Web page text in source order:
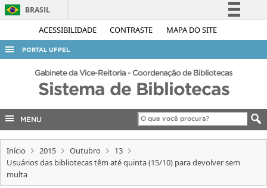
ACESSIBILIDADE CONTRASTE MAPA DO SITE
BRASIL
Simplifique!
Acesso à informação
Canais
PORTAL UFPEL
ACESSO À INFORMAÇÃO
AUDITORIA
COBALTO
CONCURSOS
EDITAIS
Gabinete da Vice-Reitoria - Coordenação de Bibliotecas
Sistema de Bibliotecas
MENU
Início 2015 Outubro
13
Usuários das bibliotecas têm até quinta (15/10) para devolver sem
multa